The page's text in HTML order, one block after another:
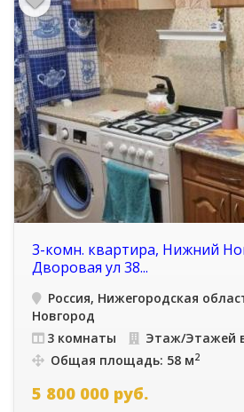
3-комн. квартира, Нижний
Дворовая ул 38...
Россия, Нижегородская
Новгород
3 комнаты
Этаж/Этажей
Общая площадь: 58 м2
5 800 000 руб.